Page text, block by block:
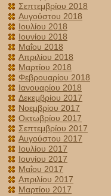
Σεπτεμβρίου 2018
Αυγούστου 2018
Ιουλίου 2018
Ιουνίου 2018
Μαΐου 2018
Απριλίου 2018
Μαρτίου 2018
Φεβρουαρίου 2018
Ιανουαρίου 2018
Δεκεμβρίου 2017
Νοεμβρίου 2017
Οκτωβρίου 2017
Σεπτεμβρίου 2017
Αυγούστου 2017
Ιουλίου 2017
Ιουνίου 2017
Μαΐου 2017
Απριλίου 2017
Μαρτίου 2017